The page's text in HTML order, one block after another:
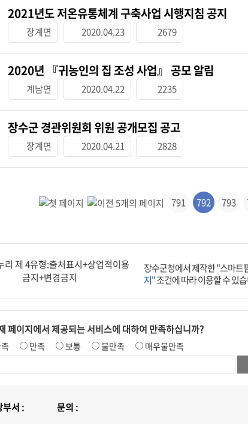
2021년도 저온유통체계 구축사업 시행지침 공지
장계면 2020.04.23 2679
2020년 『귀농인의 집 조성 사업』 공모 알림
계남면 2020.04.22 2235
장수군 경관위원회 위원 공개모집 공고
장계면 2020.04.21 2828
791 792 793
장수군청에서 제작한 "스마트
지"조건에 따라 이용할 수 있
페이지에서 제공되는 서비스에 대하여 만족하십니까?
만족 보통 불만족 매우불만족
부서 : 문의 :